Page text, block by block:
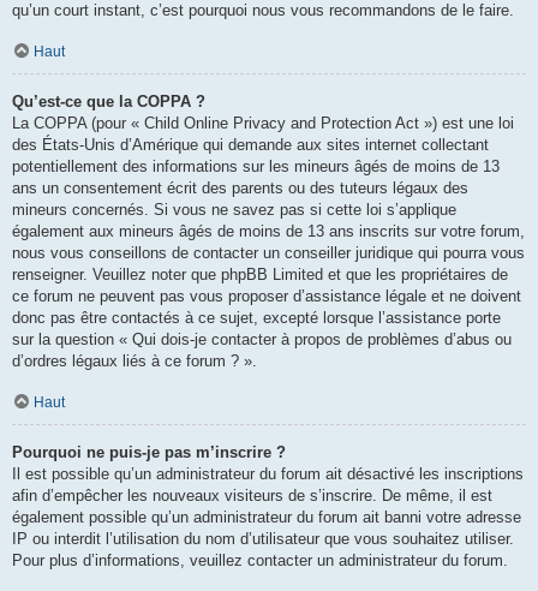
qu’un court instant, c’est pourquoi nous vous recommandons de le faire.
Haut
Qu’est-ce que la COPPA ?
La COPPA (pour « Child Online Privacy and Protection Act ») est une loi
des États-Unis d’Amérique qui demande aux sites internet collectant
potentiellement des informations sur les mineurs âgés de moins de 13
ans un consentement écrit des parents ou des tuteurs légaux des
mineurs concernés. Si vous ne savez pas si cette loi s’applique
également aux mineurs âgés de moins de 13 ans inscrits sur votre forum,
nous vous conseillons de contacter un conseiller juridique qui pourra vous
renseigner. Veuillez noter que phpBB Limited et que les propriétaires de
ce forum ne peuvent pas vous proposer d’assistance légale et ne doivent
donc pas être contactés à ce sujet, excepté lorsque l’assistance porte
sur la question « Qui dois-je contacter à propos de problèmes d’abus ou
d’ordres légaux liés à ce forum ? ».
Haut
Pourquoi ne puis-je pas m’inscrire ?
Il est possible qu’un administrateur du forum ait désactivé les inscriptions
afin d’empêcher les nouveaux visiteurs de s’inscrire. De même, il est
également possible qu’un administrateur du forum ait banni votre adresse
IP ou interdit l’utilisation du nom d’utilisateur que vous souhaitez utiliser.
Pour plus d’informations, veuillez contacter un administrateur du forum.